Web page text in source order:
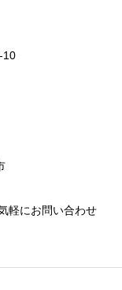
10
軽にお問い合わせ